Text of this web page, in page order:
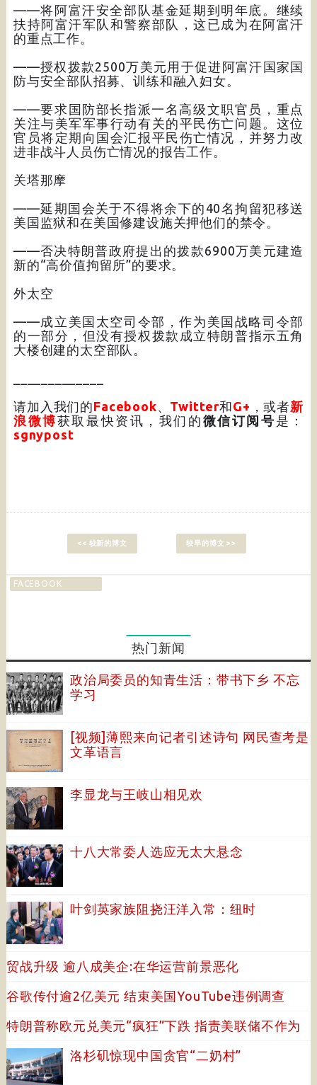
——将阿富汗安全部队基金延期到明年底。继续
扶持阿富汗军队和警察部队，这已成为在阿富汗
的重点工作。
——授权拨款2500万美元用于促进阿富汗国家国
防与安全部队招募、训练和融入妇女。
——要求国防部长指派一名高级文职官员，重点
关注与美军军事行动有关的平民伤亡问题。这位
官员将定期向国会汇报平民伤亡情况，并努力改
进非战斗人员伤亡情况的报告工作。
关塔那摩
——延期国会关于不得将余下的40名拘留犯移送
美国监狱和在美国修建设施关押他们的禁令。
——否决特朗普政府提出的拨款6900万美元建造
新的“高价值拘留所”的要求。
外太空
——成立美国太空司令部，作为美国战略司令部
的一部分，但没有授权拨款成立特朗普指示五角
大楼创建的太空部队。
请加入我们的Facebook、 Twitter和G+ ，或者新
浪微博获取最快资讯，我们的 微信订阅号 是：
sgnypost
<< 较新的博文 较早的博文 >>
FACEBOOK
热门新闻
政治局委员的知青生活：带书下乡 不忘
学习
[视频]薄熙来向记者引述诗句 网民查考是
文革语言
李显龙与王岐山相见欢
十八大常委人选应无太大悬念
叶剑英家族阻挠汪洋入常：纽时
贸战升级 逾八成美企:在华运营前景恶化
谷歌传付逾2亿美元 结束美国YouTube违例调查
特朗普称欧元兑美元“疯狂”下跌 指责美联储不作为
洛杉矶惊现中国贪官“二奶村”